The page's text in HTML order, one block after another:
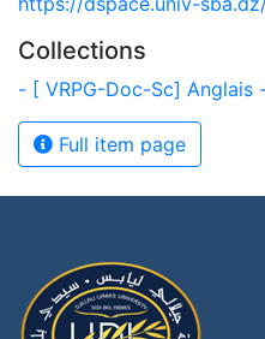
Collections
Full item page